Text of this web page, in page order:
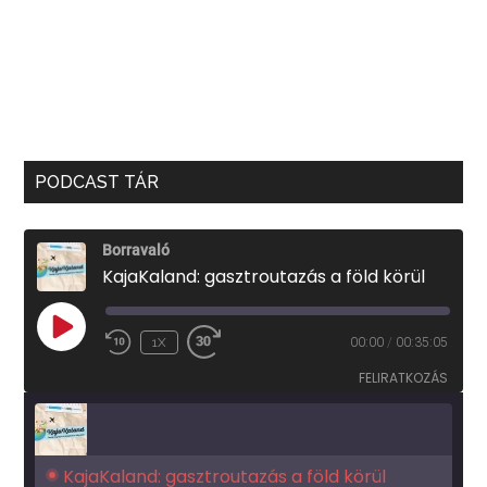
PODCAST TÁR
Borravaló
KajaKaland: gasztroutazás a föld körül
PLAY
EPISODE
1X 00:00 / 00:35:05
FELIRATKOZÁS
KajaKaland: gasztroutazás a föld körül